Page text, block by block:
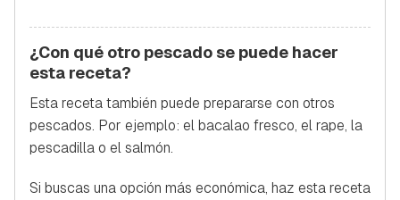
¿Con qué otro pescado se puede hacer
esta receta?
Esta receta también puede prepararse con otros
pescados. Por ejemplo: el bacalao fresco, el rape, la
pescadilla o el salmón.
Si buscas una opción más económica, haz esta receta